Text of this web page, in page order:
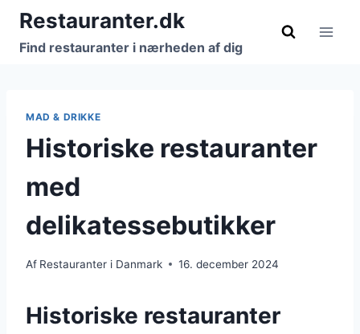
Fortsæt
indhold
Restauranter.dk
Find restauranter i nærheden af dig
MAD & DRIKKE
Historiske restauranter
med
delikatessebutikker
Af Restauranter i Danmark 16. december 2024
Historiske restauranter